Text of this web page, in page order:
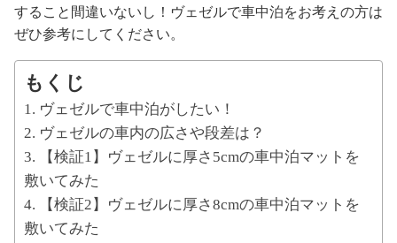
すること間違いないし！ヴェゼルで車中泊をお考えの方は
ぜひ参考にしてください。
もくじ
ヴェゼルで車中泊がしたい！
ヴェゼルの車内の広さや段差は？
【検証1】ヴェゼルに厚さ5cmの車中泊マットを
敷いてみた
【検証2】ヴェゼルに厚さ8cmの車中泊マットを
敷いてみた